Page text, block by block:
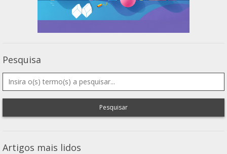
Pesquisa
Pesquisar
Artigos mais lidos